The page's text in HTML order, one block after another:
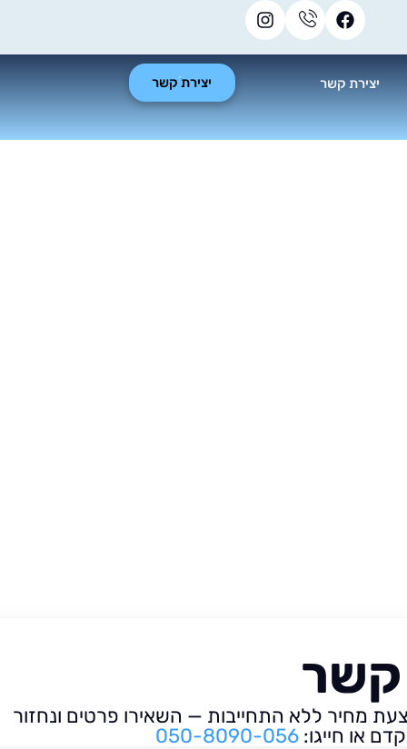
יצירת קשר יצירת קשר
קשר
מחיר ללא התחייבות — השאירו פרטים ונחזור
או חייגו:050-8090-056